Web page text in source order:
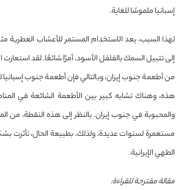
إسبانيا ملموسًا للغاية.
لهذا السبب، يعد الاستخدام المستمر للأعشاب العطرية
إلى تتبيل السمك بالفلفل الأسود، أمرًا شائعًا. لقد
من أطعمة جنوب إيران، وبالتالي فإن أطعمة جنوب إسبانيا
هذه، وهناك تشابه كبير بين الأطعمة الشائعة في
والمحبوبة في جنوب إيران. بالنظر إلى هذه النقطة، من
مستعمرة لسنوات عديدة، ولذلك، بطبيعة الحال، تأثرت
الطهي الإيرانية.
مقالة مقترحة للقراءة: